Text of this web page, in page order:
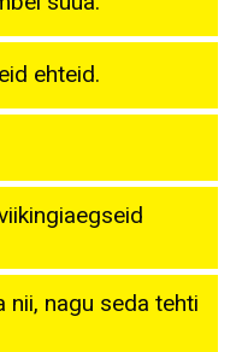
ehteid.
nii, nagu seda tehti